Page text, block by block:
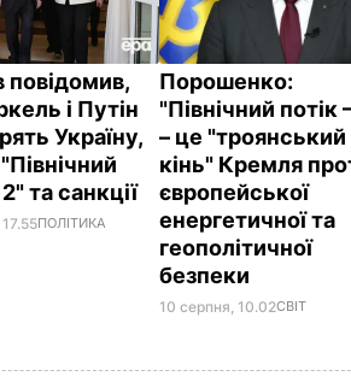
повідомив,
і Путін
Україну,
та санкції
ПОЛІТИКА
Порошенко:
"Північний потік
– це "троянський
кінь" Кремля
європейської
енергетичної та
геополітичної
безпеки
10 серпня, 10.02СВІТ